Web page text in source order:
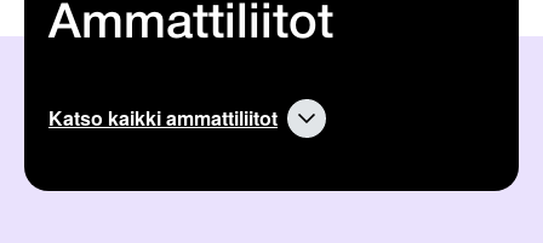
Ammattiliitot
Katso kaikki ammattiliitot